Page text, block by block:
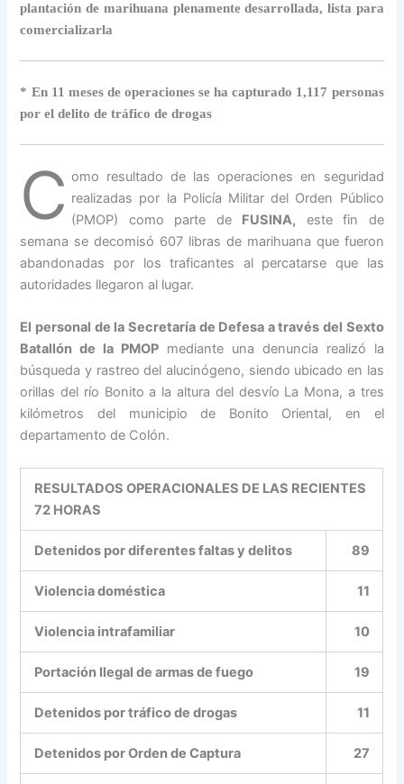
plantación de marihuana plenamente desarrollada, lista para
comercializarla
* En 11 meses de operaciones se ha capturado 1,117 personas
por el delito de tráfico de drogas
C omo resultado de las operaciones en seguridad
realizadas por la Policía Militar del Orden Público
(PMOP) como parte de FUSINA, este fin de
semana se decomisó 607 libras de marihuana que fueron
abandonadas por los traficantes al percatarse que las
autoridades llegaron al lugar.
El personal de la Secretaría de Defesa a través del Sexto
Batallón de la PMOP mediante una denuncia realizó la
búsqueda y rastreo del alucinógeno, siendo ubicado en las
orillas del río Bonito a la altura del desvío La Mona, a tres
kilómetros del municipio de Bonito Oriental, en el
departamento de Colón.
RESULTADOS OPERACIONALES DE LAS RECIENTES
72 HORAS
Detenidos por diferentes faltas y delitos 89
Violencia doméstica 11
Violencia intrafamiliar 10
Portación Ilegal de armas de fuego 19
Detenidos por tráfico de drogas 11
Detenidos por Orden de Captura 27